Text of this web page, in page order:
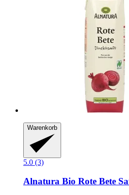
Warenkorb
5.0 (3)
Alnatura Bio Rote Bete